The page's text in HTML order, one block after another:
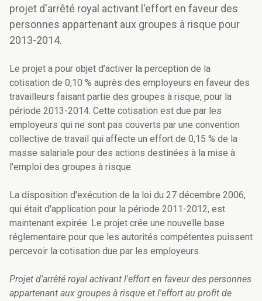
projet d'arrêté royal activant l'effort en faveur des
personnes appartenant aux groupes à risque pour
2013-2014.
Le projet a pour objet d’activer la perception de la
cotisation de 0,10 % auprès des employeurs en faveur des
travailleurs faisant partie des groupes à risque, pour la
période 2013-2014. Cette cotisation est due par les
employeurs qui ne sont pas couverts par une convention
collective de travail qui affecte un effort de 0,15 % de la
masse salariale pour des actions destinées à la mise à
l'emploi des groupes à risque.
La disposition d'exécution de la loi du 27 décembre 2006,
qui était d'application pour la période 2011-2012, est
maintenant expirée. Le projet crée une nouvelle base
réglementaire pour que les autorités compétentes puissent
percevoir la cotisation due par les employeurs.
Projet d'arrêté royal activant l'effort en faveur des personnes
appartenant aux groupes à risque et l'effort au profit de